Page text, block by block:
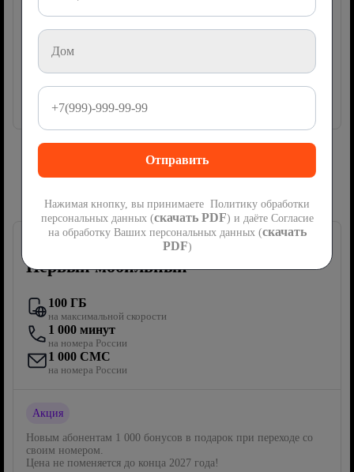
ТВ-приставка
Акция 2 месяца500
Далее1000
Сим-карта Ростелеком с мобильной
Первый мобильный
100 ГБ
на максимальной скорости
1 000 минут
на номера России
1 000 СМС
на номера России
Акция
Новым абонентам 1 000 бонусов в подарок при переходе со
своим номером.
Цена не поменяется до конца 2027 года!
Нажимая кнопку, вы принимаете Политику обработки
персональных данных (скачать PDF) и даёте Согласие
на обработку Ваших персональных данных (скачать
PDF)